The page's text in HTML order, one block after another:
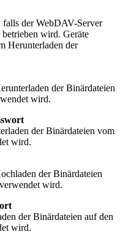
der WebDAV-Server
wird. Geräte
Herunterladen der
der Binärdateien
wird.
der Binärdateien vom
wird.
der Binärdateien
wird.
der Binärdateien auf den
wird.